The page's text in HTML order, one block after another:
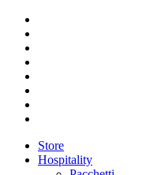
Store
Hospitality